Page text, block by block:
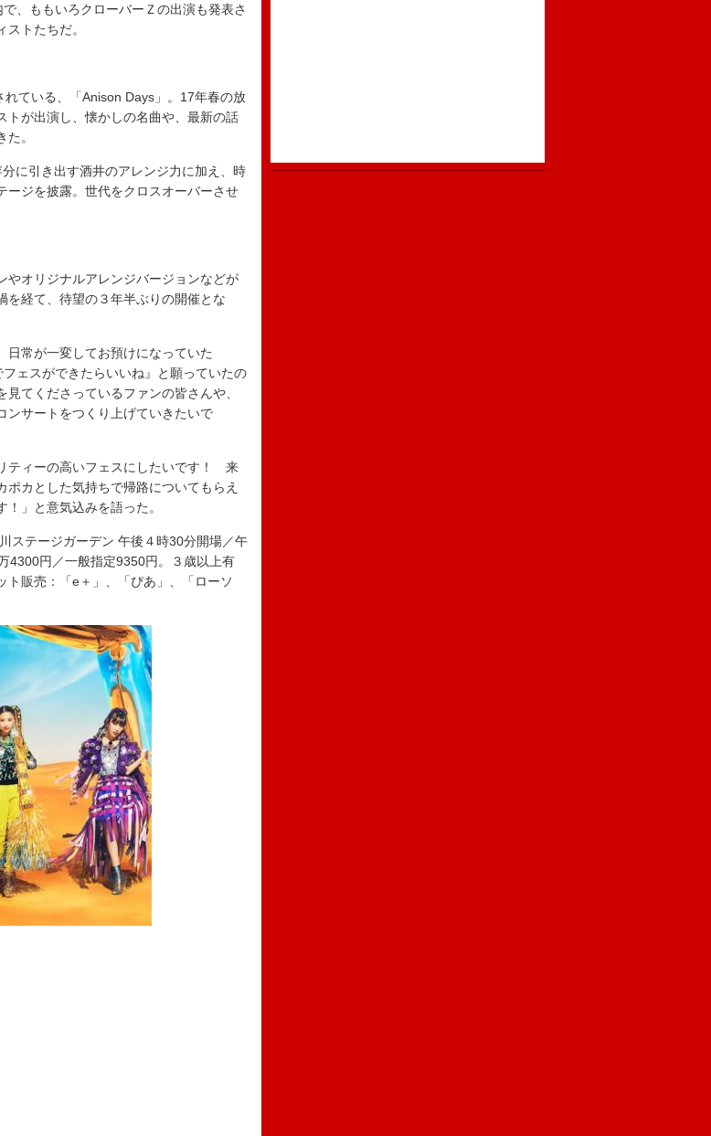
、ももいろクローバーＺの出演も発表さ
ストたちだ。
ている、「Anison Days」。17年春の放
トが出演し、懐かしの名曲や、最新の話
。
に引き出す酒井のアレンジ力に加え、時
ージを披露。世代をクロスオーバーさせ
オリジナルアレンジバージョンなどが
経て、待望の３年半ぶりの開催とな
常が一変してお預けになっていた
ェスができたらいいね』と願っていたの
てくださっているファンの皆さんや、
ンサートをつくり上げていきたいで
ティーの高いフェスにしたいです！ 来
カとした気持ちで帰路についてもらえ
」と意気込みを語った。
ステージガーデン 午後４時30分開場／午
4300円／一般指定9350円。３歳以上有
販売：「e＋」、「ぴあ」、「ローソ